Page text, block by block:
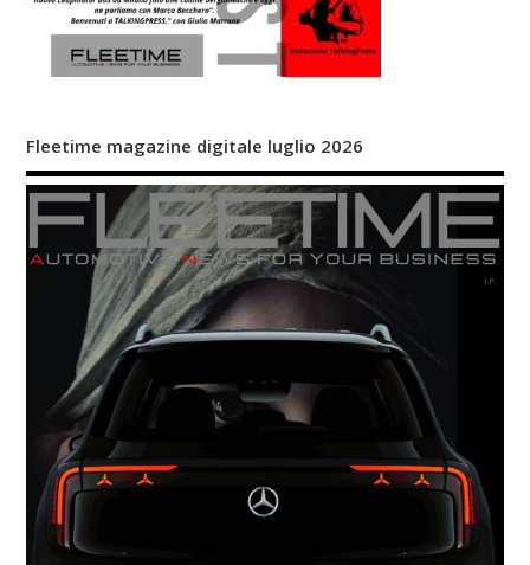
Fleetime magazine digitale luglio 2026